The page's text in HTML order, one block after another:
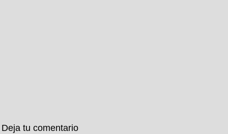
Deja tu comentario